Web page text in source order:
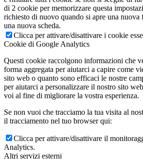
di 2 cookie per memorizzare questa
richiesto di nuovo quando si apre una nuova
una nuova scheda.
Clicca per attivare/disattivare i cookie
Cookie di Google Analytics
Questi cookie raccolgono informazioni che
forma aggregata per aiutarci a capire come
sito web o quanto sono efficaci le nostre
per aiutarci a personalizzare il nostro sito
voi al fine di migliorare la vostra esperienza.
Se non vuoi che tracciamo la tua visita al
il tracciamento nel tuo browser qui:
Clicca per attivare/disattivare il
Analytics.
Altri servizi esterni